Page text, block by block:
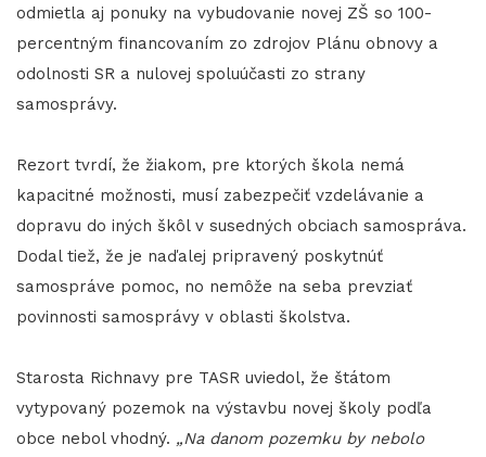
odmietla aj ponuky na vybudovanie novej ZŠ so 100-
percentným financovaním zo zdrojov Plánu obnovy a
odolnosti SR a nulovej spoluúčasti zo strany
samosprávy.
Rezort tvrdí, že žiakom, pre ktorých škola nemá
kapacitné možnosti, musí zabezpečiť vzdelávanie a
dopravu do iných škôl v susedných obciach samospráva.
Dodal tiež, že je naďalej pripravený poskytnúť
samospráve pomoc, no nemôže na seba prevziať
povinnosti samosprávy v oblasti školstva.
Starosta Richnavy pre TASR uviedol, že štátom
vytypovaný pozemok na výstavbu novej školy podľa
obce nebol vhodný. „Na danom pozemku by nebolo